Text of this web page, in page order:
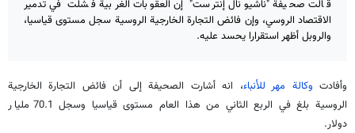
قالت صحيفة "ناشيونال إنترست" إن العقوبات الغربية فشلت في تدمير
الاقتصاد الروسي، وإن فائض التجارة الخارجية الروسية سجل مستوى قياسيا،
والروبل أظهر استقرارا يحسد عليه.
وأفادت وكالة مهر للأنباء، انه أشارت الصحيفة إلى أن فائض التجارة الخارجية
الروسية بلغ في الربع الثاني من هذا العام مستوى قياسيا وسجل 70.1 مليار
دولار.